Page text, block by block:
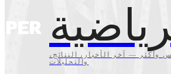
وأكثر — آخر الأخبار، النتائج،
والتحليلات